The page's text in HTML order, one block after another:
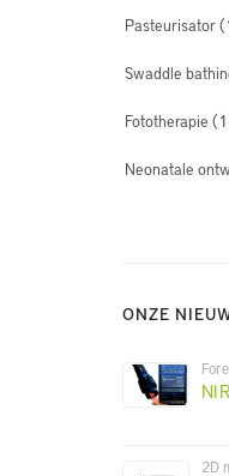
Pasteurisator
Swaddle
Fototherapie
Neonatale
ONZE
2D